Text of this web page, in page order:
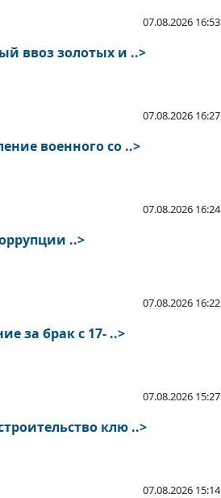
07.08.2026 16:53
ввоз золотых и ..>
07.08.2026 16:27
военного со ..>
07.08.2026 16:24
..>
07.08.2026 16:22
за брак с 17- ..>
07.08.2026 15:27
клю ..>
07.08.2026 15:14